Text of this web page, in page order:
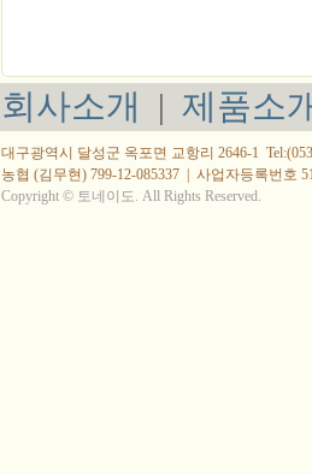
회사소개 | 제품소
대구광역시 달성군 옥포면 교항리 2646-1
농협 (김무현) 799-12-085337
사업자등록번호
Copyright © 토네이도. All Rights Reserved.